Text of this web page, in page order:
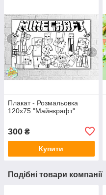
Плакат - Розмальовка
120х75 "Майнкрафт"
300 ₴
Купити
Подібні товари компанії